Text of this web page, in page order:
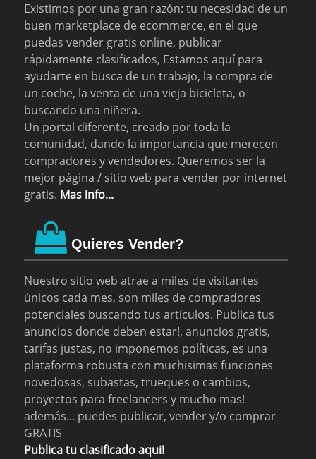
Existimos por una gran razón: tu necesidad de un
buen marketplace de ecommerce, en el que
puedas vender gratis online, publicar
rápidamente clasificados, Estamos aquí para
ayudarte en busca de un trabajo, la compra de
un coche, la venta de una vieja bicicleta, o
buscando una niñera.
Un portal diferente, creado por toda la
comunidad, dando la importancia que merecen
compradores y vendedores. Queremos ser la
mejor página / sitio web para vender por internet
gratis. Mas info...
Quieres Vender?
Nuestro sitio web atrae a miles de visitantes
únicos cada mes, son miles de compradores
potenciales buscando tus artículos. Publica tus
anuncios donde deben estar!, anuncios gratis,
tarifas justas, no imponemos políticas, es una
plataforma robusta con muchisimas funciones
novedosas, subastas, trueques o cambios,
proyectos para freelancers y mucho mas!
además... puedes publicar, vender y/o comprar
GRATIS
Publica tu clasificado aqui!